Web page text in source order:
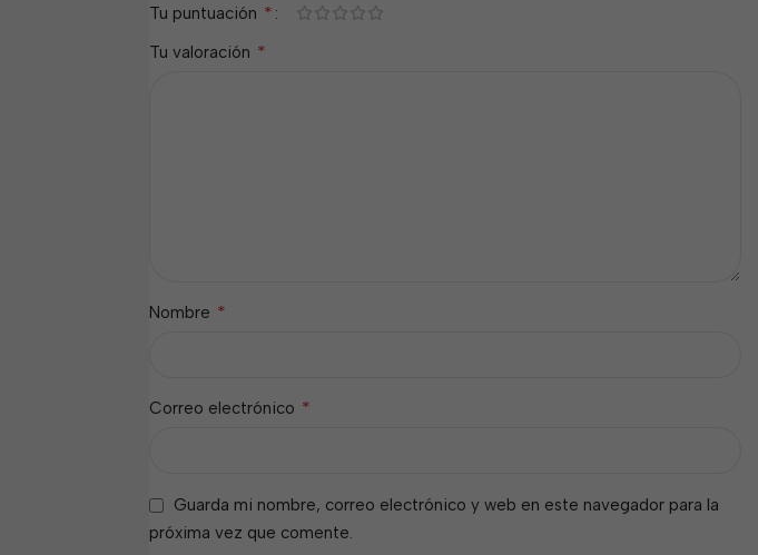
Tu puntuación *
Tu valoración *
Nombre *
Correo electrónico *
Guarda mi nombre, correo electrónico y web en este navegador para la
próxima vez que comente.